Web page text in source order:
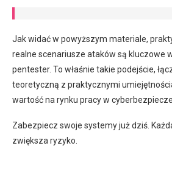
Jak widać w powyższym materiale,
realne scenariusze ataków są kluczowe
pentester. To właśnie takie podejście,
teoretyczną z praktycznymi
wartość na rynku pracy w
Zabezpiecz swoje systemy już dziś.
zwiększa ryzyko.